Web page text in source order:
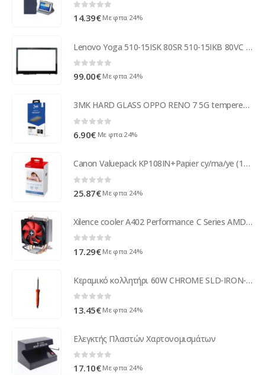
0 out of 5
14.39€ Με φπα 24%
Lenovo Yoga 510-15ISK 80SR 510-15IKB 80VC Touch Glass Grade A
0 out of 5
99.00€ Με φπα 24%
3MK HARD GLASS OPPO RENO 7 5G tempered glass
0out of 5
6.90€ Με φπα 24%
Canon Valuepack KP108IN+Papier cy/ma/ye (10x15cm) 108s 3115B001
25.87€ Με φπα 24%
Xilence cooler A402 Performance C Series AMD XC025
17.29€ Με φπα 24%
Κεραμικό κολλητήρι 60W CHROME SLD-IRON-60W/3-CHR ( 17703 )
13.45€ Με φπα 24%
Ελεγκτής Πλαστών Χαρτονομισμάτων
0 out of 5
17.10€ Με φπα 24%